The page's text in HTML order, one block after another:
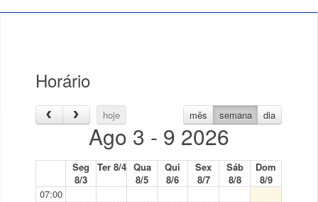
Horário
hoje mês semana dia
Ago 3 - 9 2026
Seg
8/3
Ter 8/4 Qua
8/5
Qui
8/6
Sex
8/7
Sáb
8/8
Dom
8/9
07:00